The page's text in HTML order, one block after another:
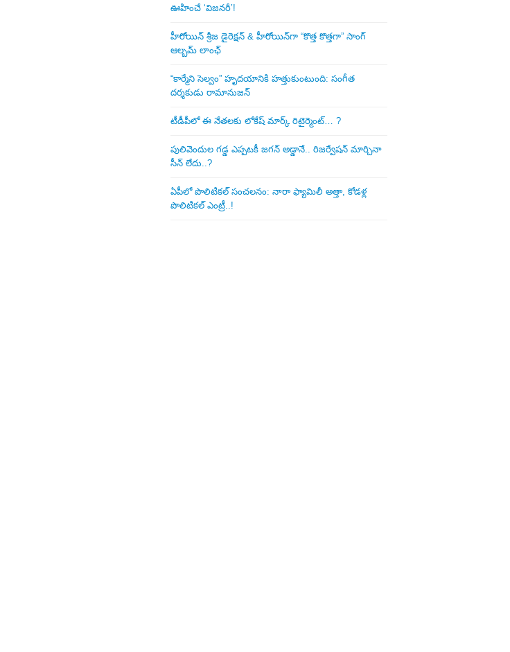
ఊహించే ‘విజనరీ’!
హీరోయిన్ శ్రీజ డైరెక్ష‌న్ & హీరోయిన్‌గా “కొత్త కొత్తగా” సాంగ్
ఆల్బమ్ లాంఛ్
“కార్మేని సెల్వం” హృదయానికి హత్తుకుంటుంది: సంగీత
దర్శకుడు రామానుజన్
టీడీపీలో ఈ నేత‌ల‌కు లోకేష్ మార్క్ రిటైర్మెంట్‌… ?
పులివెందుల గ‌డ్డ ఎప్ప‌ట‌కీ జ‌గ‌న్ అడ్డానే.. రిజ‌ర్వేష‌న్ మార్చినా
సీన్ లేదు..?
ఏపీలో పొలిటిక‌ల్ సంచ‌ల‌నం: నారా ఫ్యామిలీ అత్తా, కోడ‌ళ్ల
పొలిటికల్ ఎంట్రీ..!